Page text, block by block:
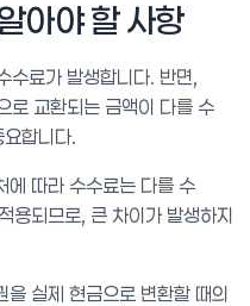
아야 할 사항
수료가 발생합니다. 반면,
로 교환되는 금액이 다를 수
합니다.
에 따라 수수료는 다를 수
용되므로, 큰 차이가 발생하지
을 실제 현금으로 변환할 때의